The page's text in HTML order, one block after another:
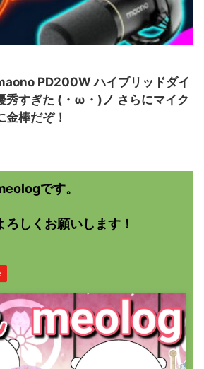
PD200W ハイブリッドダイ
秀すぎた (・ω・)ノ さらにマイク
棒だぞ！
です。
しくお願いします！